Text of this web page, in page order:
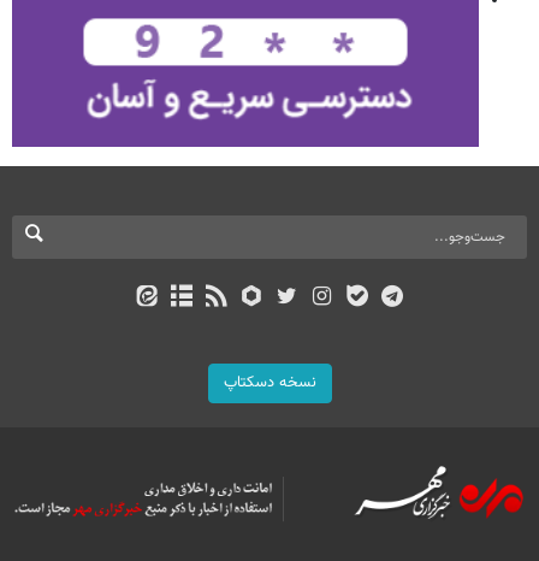
نسخه دسکتاپ